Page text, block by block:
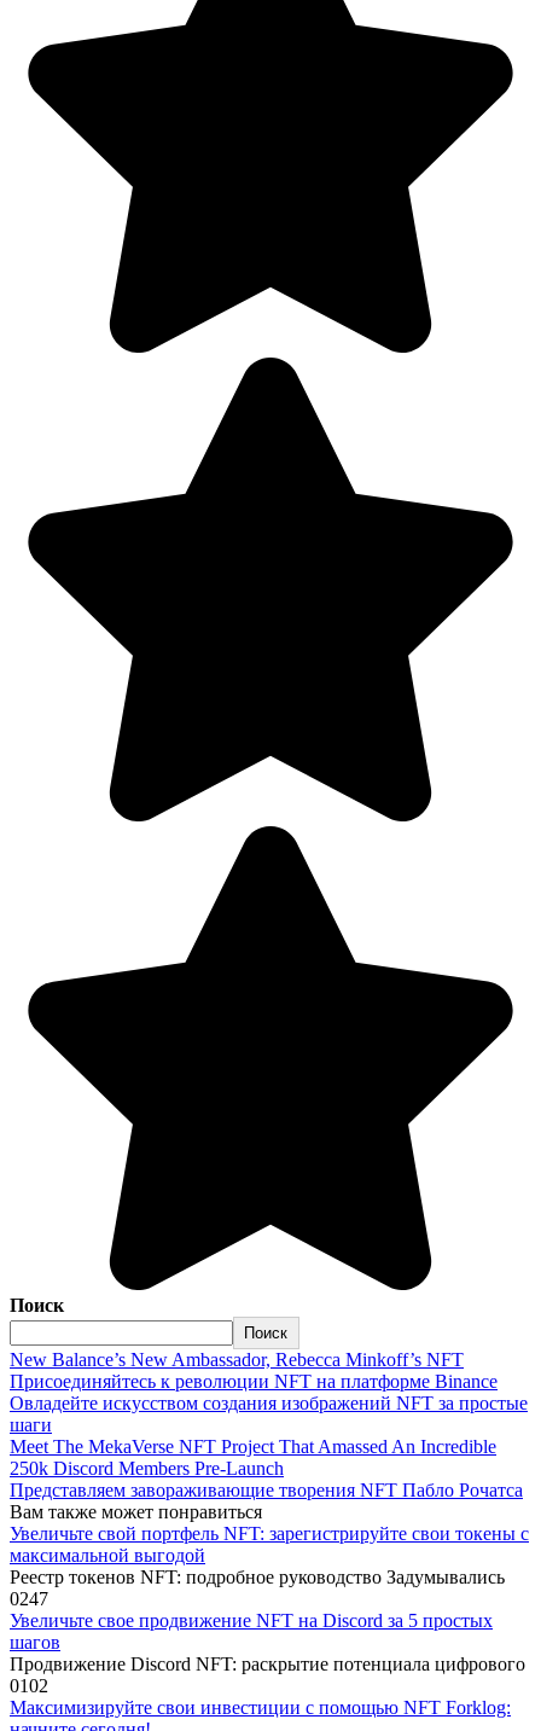
Поиск
Поиск
New Balance’s New Ambassador, Rebecca Minkoff’s NFT
Присоединяйтесь к революции NFT на платформе Binance
Овладейте искусством создания изображений NFT за простые
шаги
Meet The MekaVerse NFT Project That Amassed An Incredible
250k Discord Members Pre-Launch
Представляем завораживающие творения NFT Пабло Рочатса
Вам также может понравиться
Увеличьте свой портфель NFT: зарегистрируйте свои токены с
максимальной выгодой
Реестр токенов NFT: подробное руководство Задумывались
0247
Увеличьте свое продвижение NFT на Discord за 5 простых
шагов
Продвижение Discord NFT: раскрытие потенциала цифрового
0102
Максимизируйте свои инвестиции с помощью NFT Forklog: